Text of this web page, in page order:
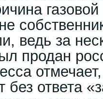
ведь за
продан
без ответа